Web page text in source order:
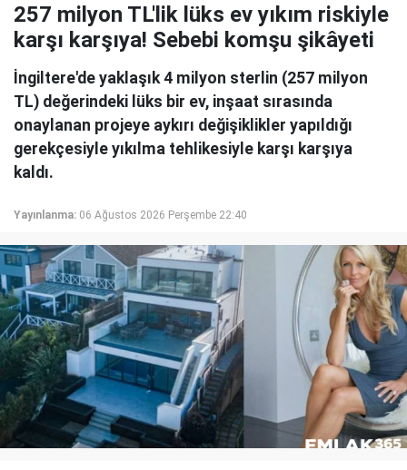
257 milyon TL'lik lüks ev yıkım riskiyle
karşı karşıya! Sebebi komşu şikâyeti
İngiltere'de yaklaşık 4 milyon sterlin (257 milyon
TL) değerindeki lüks bir ev, inşaat sırasında
onaylanan projeye aykırı değişiklikler yapıldığı
gerekçesiyle yıkılma tehlikesiyle karşı karşıya
kaldı.
Yayınlanma: 06 Ağustos 2026 Perşembe 22:40